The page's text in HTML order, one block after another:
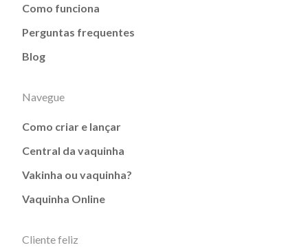
Como funciona
Perguntas frequentes
Blog
Navegue
Como criar e lançar
Central da vaquinha
Vakinha ou vaquinha?
Vaquinha Online
Cliente feliz